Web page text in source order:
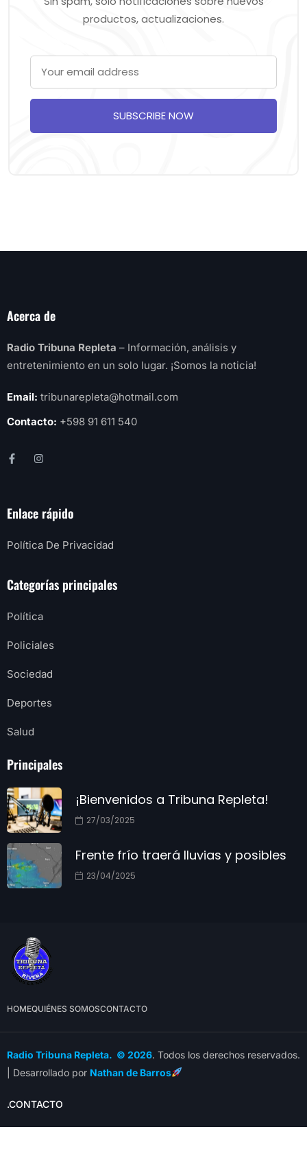
productos, actualizaciones.
SUBSCRIBE NOW
Acerca de
Radio Tribuna Repleta – Información, análisis y
entretenimiento en un solo lugar. ¡Somos la noticia!
Email: tribunarepleta@hotmail.com
Contacto: +598 91 611 540
Enlace rápido
Política De Privacidad
Categorías principales
Política
Policiales
Sociedad
Deportes
Salud
Principales
¡Bienvenidos a Tribuna Repleta!
27/03/2025
Frente frío traerá lluvias y posibles
23/04/2025
HOMEQUIÉNES SOMOSCONTACTO
Radio Tribuna Repleta. © 2026. Todos los derechos reservados.
| Desarrollado por Nathan de Barros
.CONTACTO